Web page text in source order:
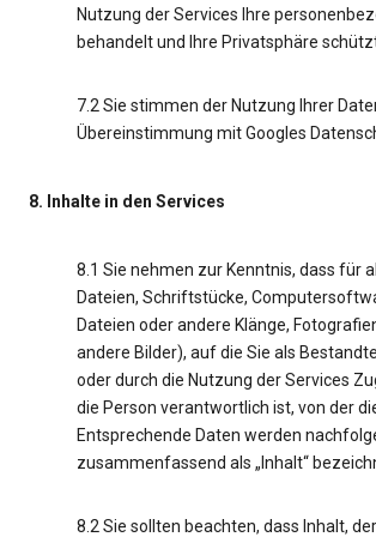
Nutzung der Services Ihre
behandelt und Ihre Privatsphäre
7.2 Sie stimmen der Nutzung Ihrer
Übereinstimmung mit Googles
8. Inhalte in den Services
8.1 Sie nehmen zur Kenntnis, dass für
Dateien, Schriftstücke,
Dateien oder andere Klänge,
andere Bilder), auf die Sie als
oder durch die Nutzung der Services
die Person verantwortlich ist, von der
Entsprechende Daten werden
zusammenfassend als „Inhalt“
8.2 Sie sollten beachten, dass Inhalt,